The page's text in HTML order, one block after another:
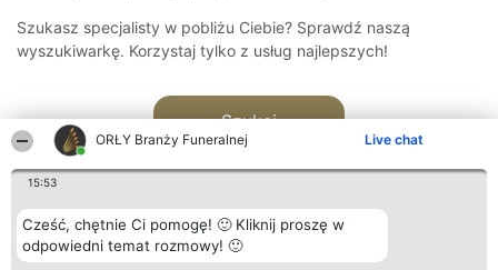
ORŁY Branży Funeralnej Live chat
15:53
Cześć, chętnie Ci pomogę! 🙂 Kliknij proszę w
odpowiedni temat rozmowy! 🙂
Szukasz specjalisty w pobliżu Ciebie? Sprawdź naszą
wyszukiwarkę. Korzystaj tylko z usług najlepszych!
Szukaj